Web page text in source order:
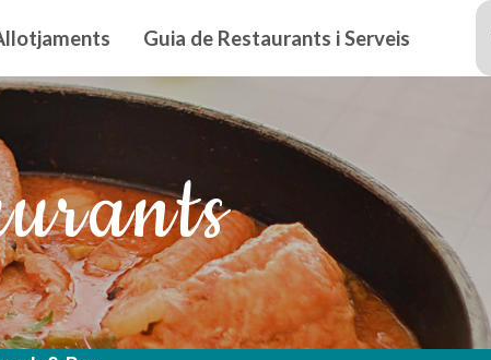
Guia de Restaurants i Serveis